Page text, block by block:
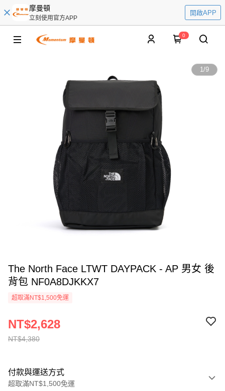
摩曼頓
立刻使用官方APP
開啟APP
0
1/9
The North Face LTWT DAYPACK - AP 男女 後
背包 NF0A8DJKKX7
超取滿NT$1,500免運
NT$4,380
NT$2,628
付款與運送方式
超取滿NT$1,500免運